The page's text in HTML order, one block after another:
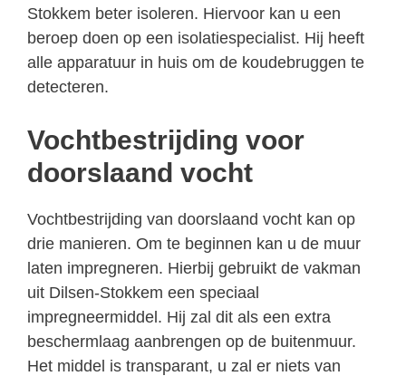
Stokkem beter isoleren. Hiervoor kan u een
beroep doen op een isolatiespecialist. Hij heeft
alle apparatuur in huis om de koudebruggen te
detecteren.
Vochtbestrijding voor
doorslaand vocht
Vochtbestrijding van doorslaand vocht kan op
drie manieren. Om te beginnen kan u de muur
laten impregneren. Hierbij gebruikt de vakman
uit Dilsen-Stokkem een speciaal
impregneermiddel. Hij zal dit als een extra
beschermlaag aanbrengen op de buitenmuur.
Het middel is transparant, u zal er niets van